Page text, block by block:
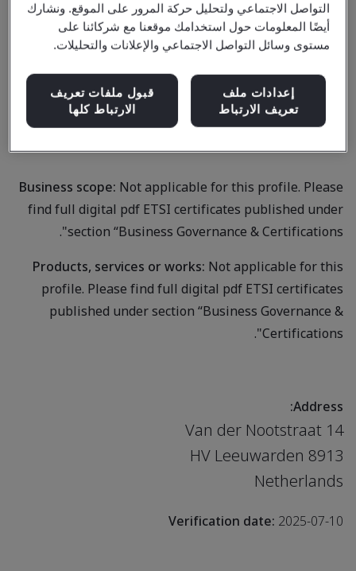
Ministerie van Justitie en
Veiligheid Justitiële
Informatiedienst
Business scope:Not applicable for this profile. Please
find full digital pdf ETSI certificates published under
section “Business Governance & Certifications".
Products, services or works:Not applicable for this
profile. Please find full digital pdf ETSI certificates
published under section “Business Governance &
Certifications".
Address:
Van der Nootstraat 14
8913 HV Leeuwarden
Netherlands
Verification date:2025-07-10
التواصل الاجتماعي ولتحليل حركة المرور على الموقع. ونشارك
أيضًا المعلومات حول استخدامك موقعنا مع شركائنا على
مستوى وسائل التواصل الاجتماعي والإعلانات والتحليلات.
إعدادات ملف
تعريف الارتباط
قبول ملفات تعريف
الارتباط كلها